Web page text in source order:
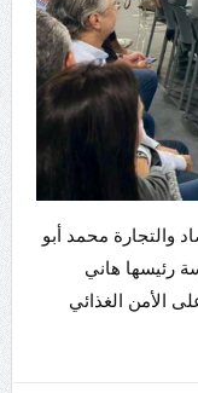
والتجارة محمد أبو
رئيسها هاني
الأمن الغذائي